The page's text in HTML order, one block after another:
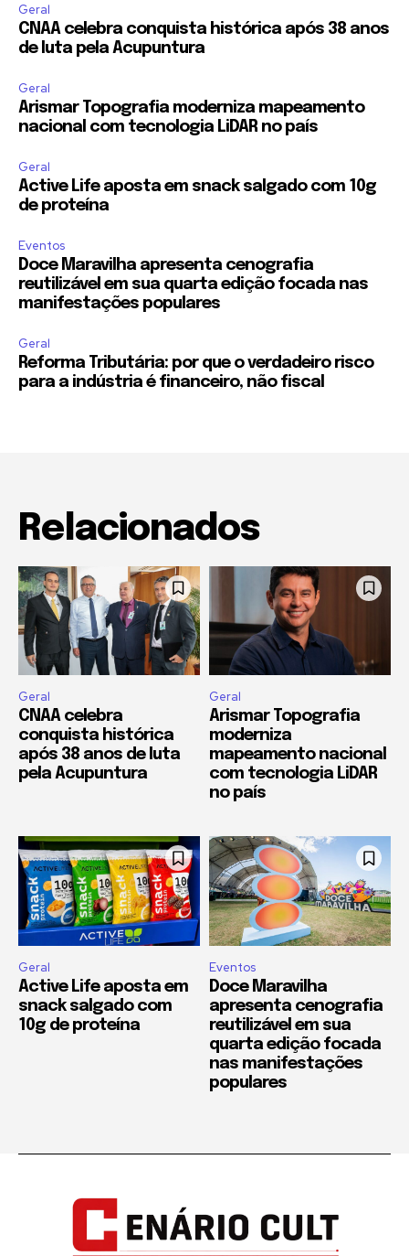
Geral
CNAA celebra conquista histórica após 38 anos
de luta pela Acupuntura
Geral
Arismar Topografia moderniza mapeamento
nacional com tecnologia LiDAR no país
Geral
Active Life aposta em snack salgado com 10g
de proteína
Eventos
Doce Maravilha apresenta cenografia
reutilizável em sua quarta edição focada nas
manifestações populares
Geral
Reforma Tributária: por que o verdadeiro risco
para a indústria é financeiro, não fiscal
Relacionados
Geral
CNAA celebra
conquista histórica
após 38 anos de luta
pela Acupuntura
Geral
Arismar Topografia
moderniza
mapeamento nacional
com tecnologia LiDAR
no país
Geral
Active Life aposta em
snack salgado com
10g de proteína
Eventos
Doce Maravilha
apresenta cenografia
reutilizável em sua
quarta edição focada
nas manifestações
populares